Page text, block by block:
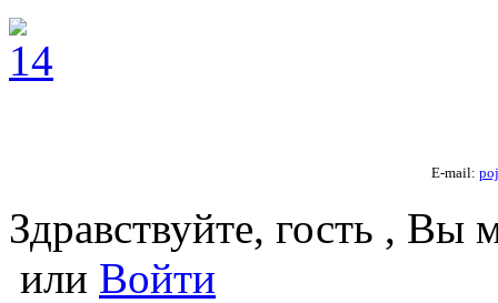
E-mail:
Здравствуйте, гость , Вы
или Войти